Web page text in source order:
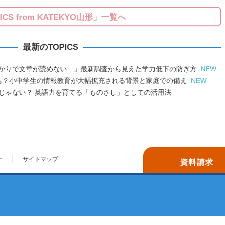
from KATEKYO山形」一覧へ
最新のTOPICS
りで文章が読めない…」最新調査から見えた学力低下の防ぎ方 NEW
小中学生の情報教育が大幅拡充される背景と家庭での備え NEW
ゃない？ 英語力を育てる「ものさし」としての活用法
資料請求
サイトマップ